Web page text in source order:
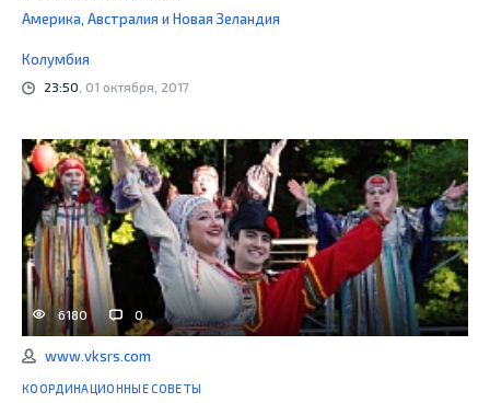
Америка, Австралия и Новая Зеландия
Колумбия
23:50 , 01 октября, 2017
6180 0
www.vksrs.com
КООРДИНАЦИОННЫЕ СОВЕТЫ